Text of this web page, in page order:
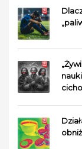
cicho